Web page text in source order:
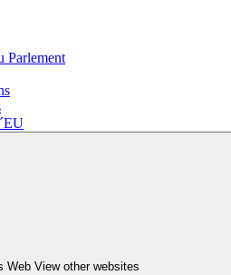
Parlement
Web View other websites